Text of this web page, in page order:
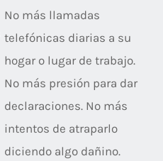
No más llamadas
telefónicas diarias a su
hogar o lugar de trabajo.
No más presión para dar
declaraciones. No más
intentos de atraparlo
diciendo algo dañino.